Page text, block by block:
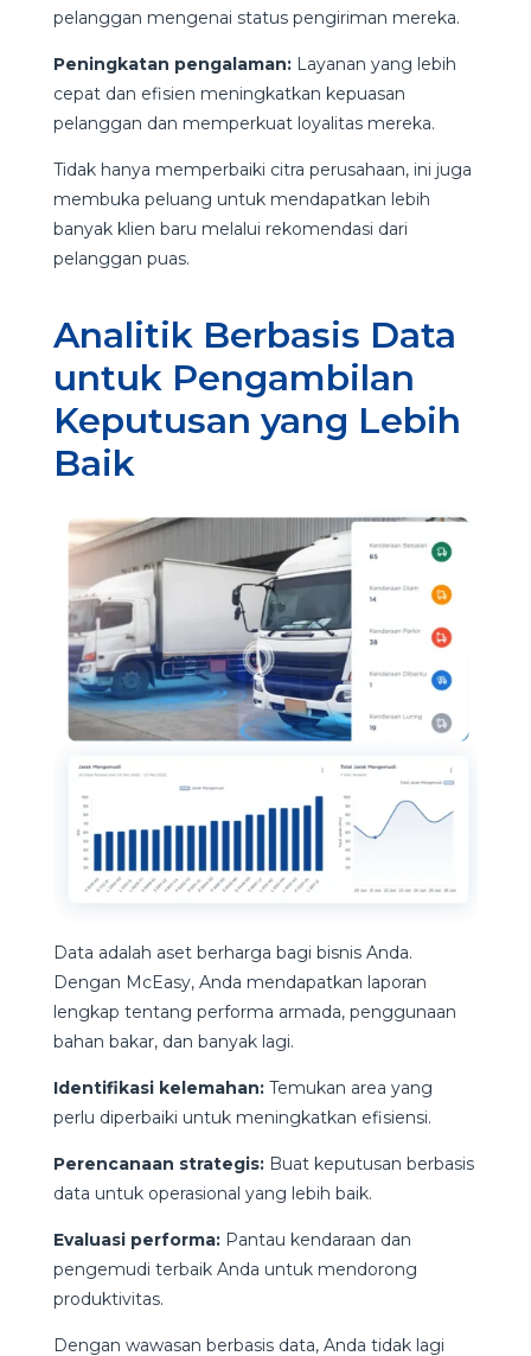
pelanggan mengenai status pengiriman mereka.
Peningkatan pengalaman:Layanan yang lebih
cepat dan efisien meningkatkan kepuasan
pelanggan dan memperkuat loyalitas mereka.
Tidak hanya memperbaiki citra perusahaan, ini juga
membuka peluang untuk mendapatkan lebih
banyak klien baru melalui rekomendasi dari
pelanggan puas.
Analitik Berbasis Data
untuk Pengambilan
Keputusan yang Lebih
Baik
Data adalah aset berharga bagi bisnis Anda.
Dengan McEasy, Anda mendapatkan laporan
lengkap tentang performa armada, penggunaan
bahan bakar, dan banyak lagi.
Identifikasi kelemahan:Temukan area yang
perlu diperbaiki untuk meningkatkan efisiensi.
Perencanaan strategis:Buat keputusan berbasis
data untuk operasional yang lebih baik.
Evaluasi performa:Pantau kendaraan dan
pengemudi terbaik Anda untuk mendorong
produktivitas.
Dengan wawasan berbasis data, Anda tidak lagi